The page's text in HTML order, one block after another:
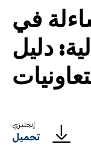
في
دليل
إنجليزي
تحميل